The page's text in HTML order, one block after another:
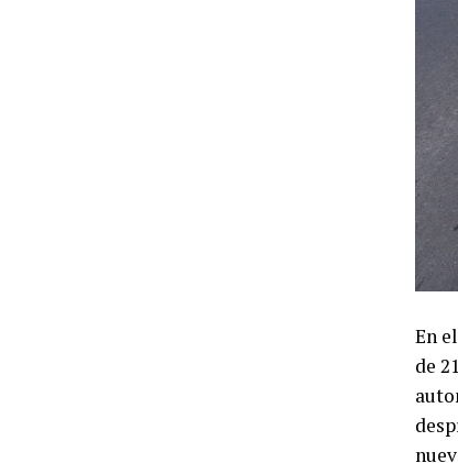
En
de